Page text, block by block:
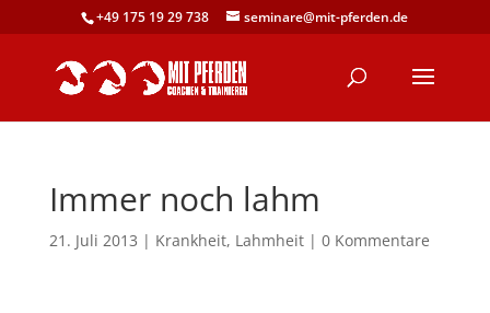
+49 175 19 29 738 seminare@mit-pferden.de
Immer noch lahm
21. Juli 2013 | Krankheit, Lahmheit| 0 Kommentare